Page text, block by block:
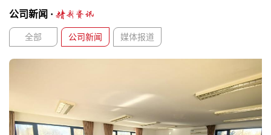
公司新闻 · 精彩资讯
全部 公司新闻 媒体报道